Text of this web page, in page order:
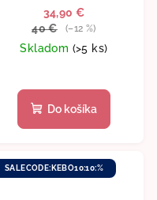
34,90 €
40 €
(–12 %)
Skladom (>5 ks)
hodnotenie
produktu
5
Do košíka
SALECODE:KEBO10:10:%